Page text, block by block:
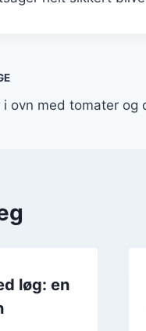
ovn med tomater og
løg: en